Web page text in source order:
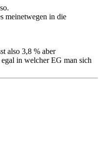
meinetwegen in die
also 3,8 % aber
in welcher EG man sich